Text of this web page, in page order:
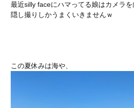
最近silly faceにハマってる娘はカメラを
隠し撮りしかうまくいきませんｗ
この夏休みは海や、